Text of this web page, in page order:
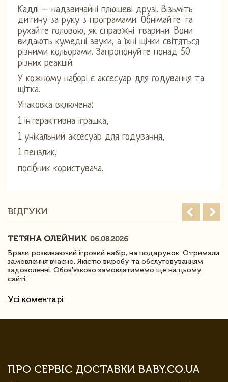
Кадлі – надзвичайні плюшеві друзі. Візьміть
дитину за руку з програмами. Обнімайте та
рухайте головою, як справжні тварини. Вони
видають кумедні звуки, а їхні щічки світяться
різними кольорами. Запропонуйте понад 50
різних реакцій.
У кожному наборі є аксесуар для годування та
щітка.
Упаковка включена:
1 інтерактивна іграшка,
1 унікальний аксесуар для годування,
1 пензлик,
посібник користувача.
ВІДГУКИ
ТЕТЯНА ОЛЕЙНИК 06.08.2026
Брали розвиваючий ігровий набір, на подарунок. Отримали
замовлення вчасно. Якістю виробу та обслуговуванням
задоволенні. Обов'язково замовлятимемо ще на цьому
сайті.
Усі коментарі
ПРО СЕРВІС ДОСТАВКИ BABY.CO.UA